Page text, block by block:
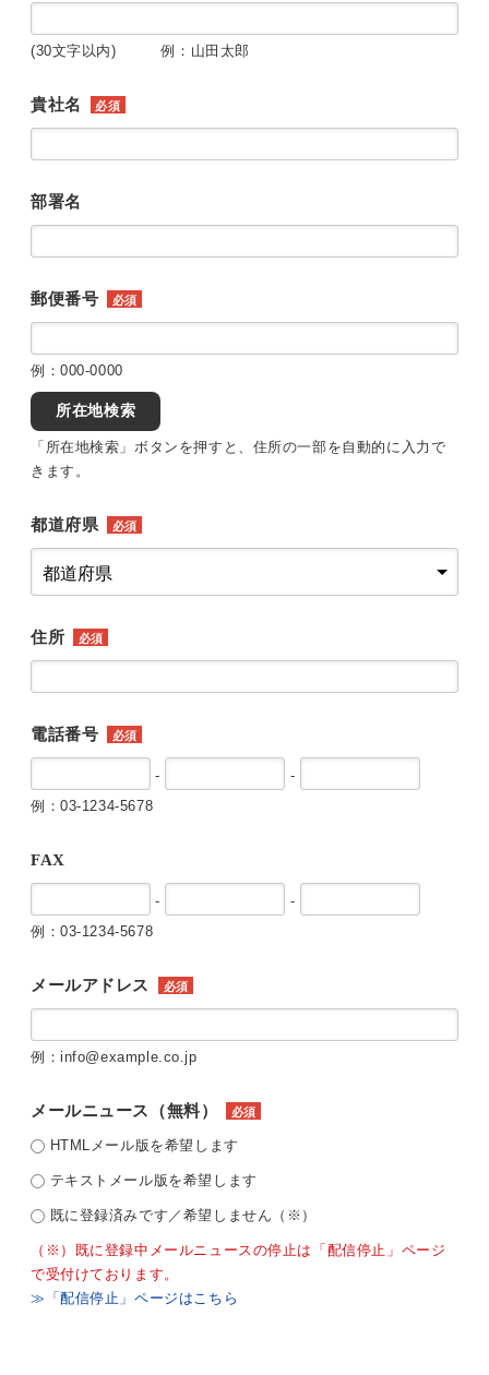
(30文字以内) 例：山田太郎
貴社名 必須
部署名
郵便番号 必須
例：000-0000
所在地検索
「所在地検索」ボタンを押すと、住所の一部を自動的に入力で
きます。
都道府県 必須
住所 必須
電話番号 必須
-
-
例：03-1234-5678
FAX
-
-
例：03-1234-5678
メールアドレス 必須
例：info@example.co.jp
メールニュース（無料） 必須
HTMLメール版を希望します
テキストメール版を希望します
既に登録済みです／希望しません（※）
（※）既に登録中メールニュースの停止は「配信停止」ページ
で受付けております。
≫「配信停止」ページはこちら